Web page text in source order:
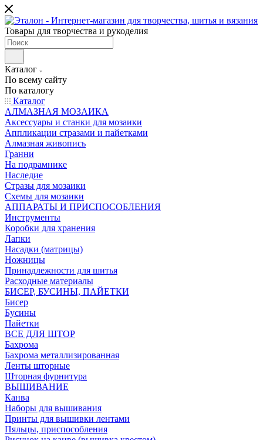
Товары для творчества и рукоделия
Каталог
По всему сайту
По каталогу
Каталог
АЛМАЗНАЯ МОЗАИКА
Аксессуары и станки для мозаики
Аппликации стразами и пайетками
Алмазная живопись
Гранни
На подрамнике
Наследие
Стразы для мозаики
Схемы для мозаики
АППАРАТЫ И ПРИСПОСОБЛЕНИЯ
Инструменты
Коробки для хранения
Лапки
Насадки (матрицы)
Ножницы
Принадлежности для шитья
Расходные материалы
БИСЕР, БУСИНЫ, ПАЙЕТКИ
Бисер
Бусины
Пайетки
ВСЕ ДЛЯ ШТОР
Бахрома
Бахрома металлизированная
Ленты шторные
Шторная фурнитура
ВЫШИВАНИЕ
Канва
Наборы для вышивания
Принты для вышивки лентами
Пяльцы, приспособления